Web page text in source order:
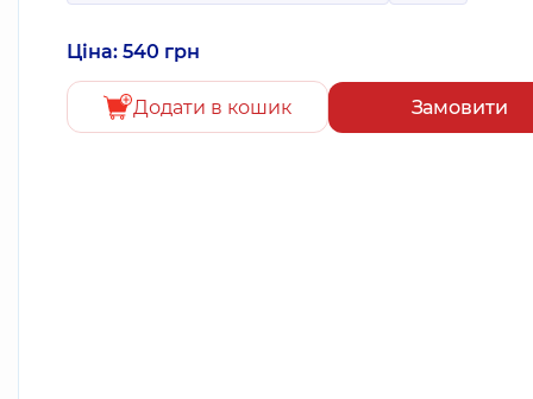
Ціна: 540 грн
Додати в кошик Замовити